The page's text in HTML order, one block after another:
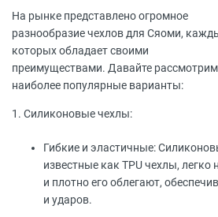
На рынке представлено огромное
разнообразие чехлов для Сяоми,
которых обладает своими
преимуществами. Давайте рассмотрим
наиболее популярные варианты:
1. Силиконовые чехлы:
Гибкие и эластичные:
известные как TPU чехлы, легко
и плотно его облегают,
и ударов.